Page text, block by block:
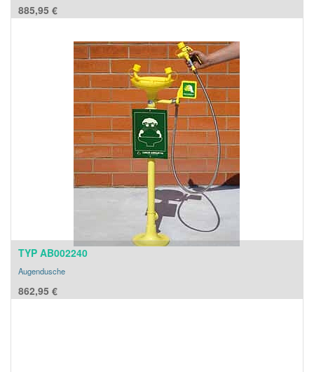
885,95 €
TYP AB002240
Augendusche
862,95 €